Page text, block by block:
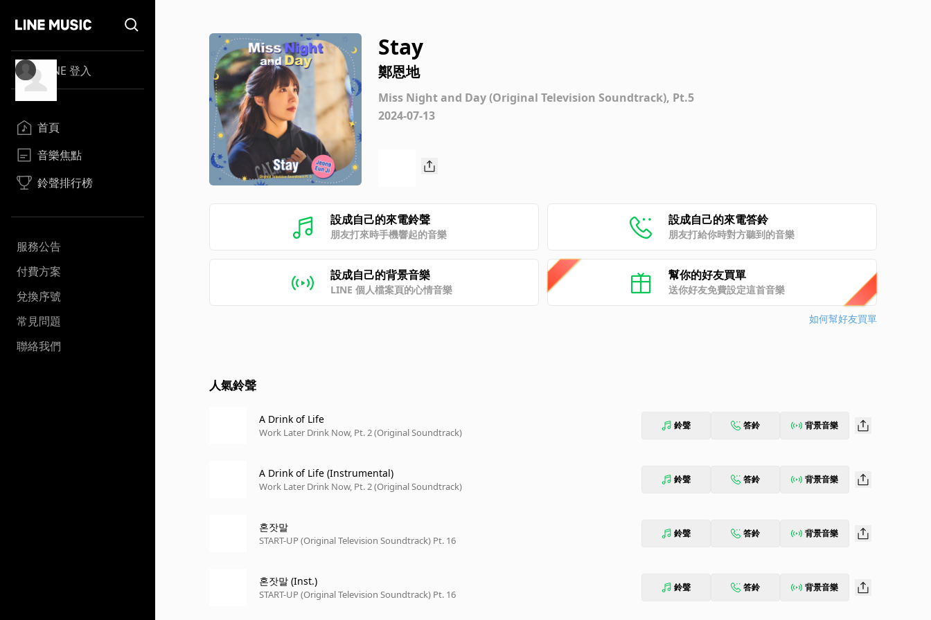
LINE 登入
首頁
音樂焦點
鈴聲排行榜
服務公告
付費方案
兌換序號
常見問題
聯絡我們
Stay
鄭恩地
Miss Night and Day (Original Television Soundtrack), Pt.5
2024-07-13
設成自己的來電鈴聲
朋友打來時手機響起的音樂
設成自己的來電答鈴
朋友打給你時對方聽到的音樂
設成自己的背景音樂
LINE 個人檔案頁的心情音樂
幫你的好友買單
送你好友免費設定這首音樂
如何幫好友買單
人氣鈴聲
A Drink of Life
Work Later Drink Now, Pt. 2 (Original Soundtrack)
鈴聲 答鈴 背景音樂
A Drink of Life (Instrumental)
Work Later Drink Now, Pt. 2 (Original Soundtrack)
鈴聲 答鈴 背景音樂
혼잣말
START-UP (Original Television Soundtrack) Pt. 16
鈴聲 答鈴 背景音樂
혼잣말 (Inst.)
START-UP (Original Television Soundtrack) Pt. 16
鈴聲 答鈴 背景音樂